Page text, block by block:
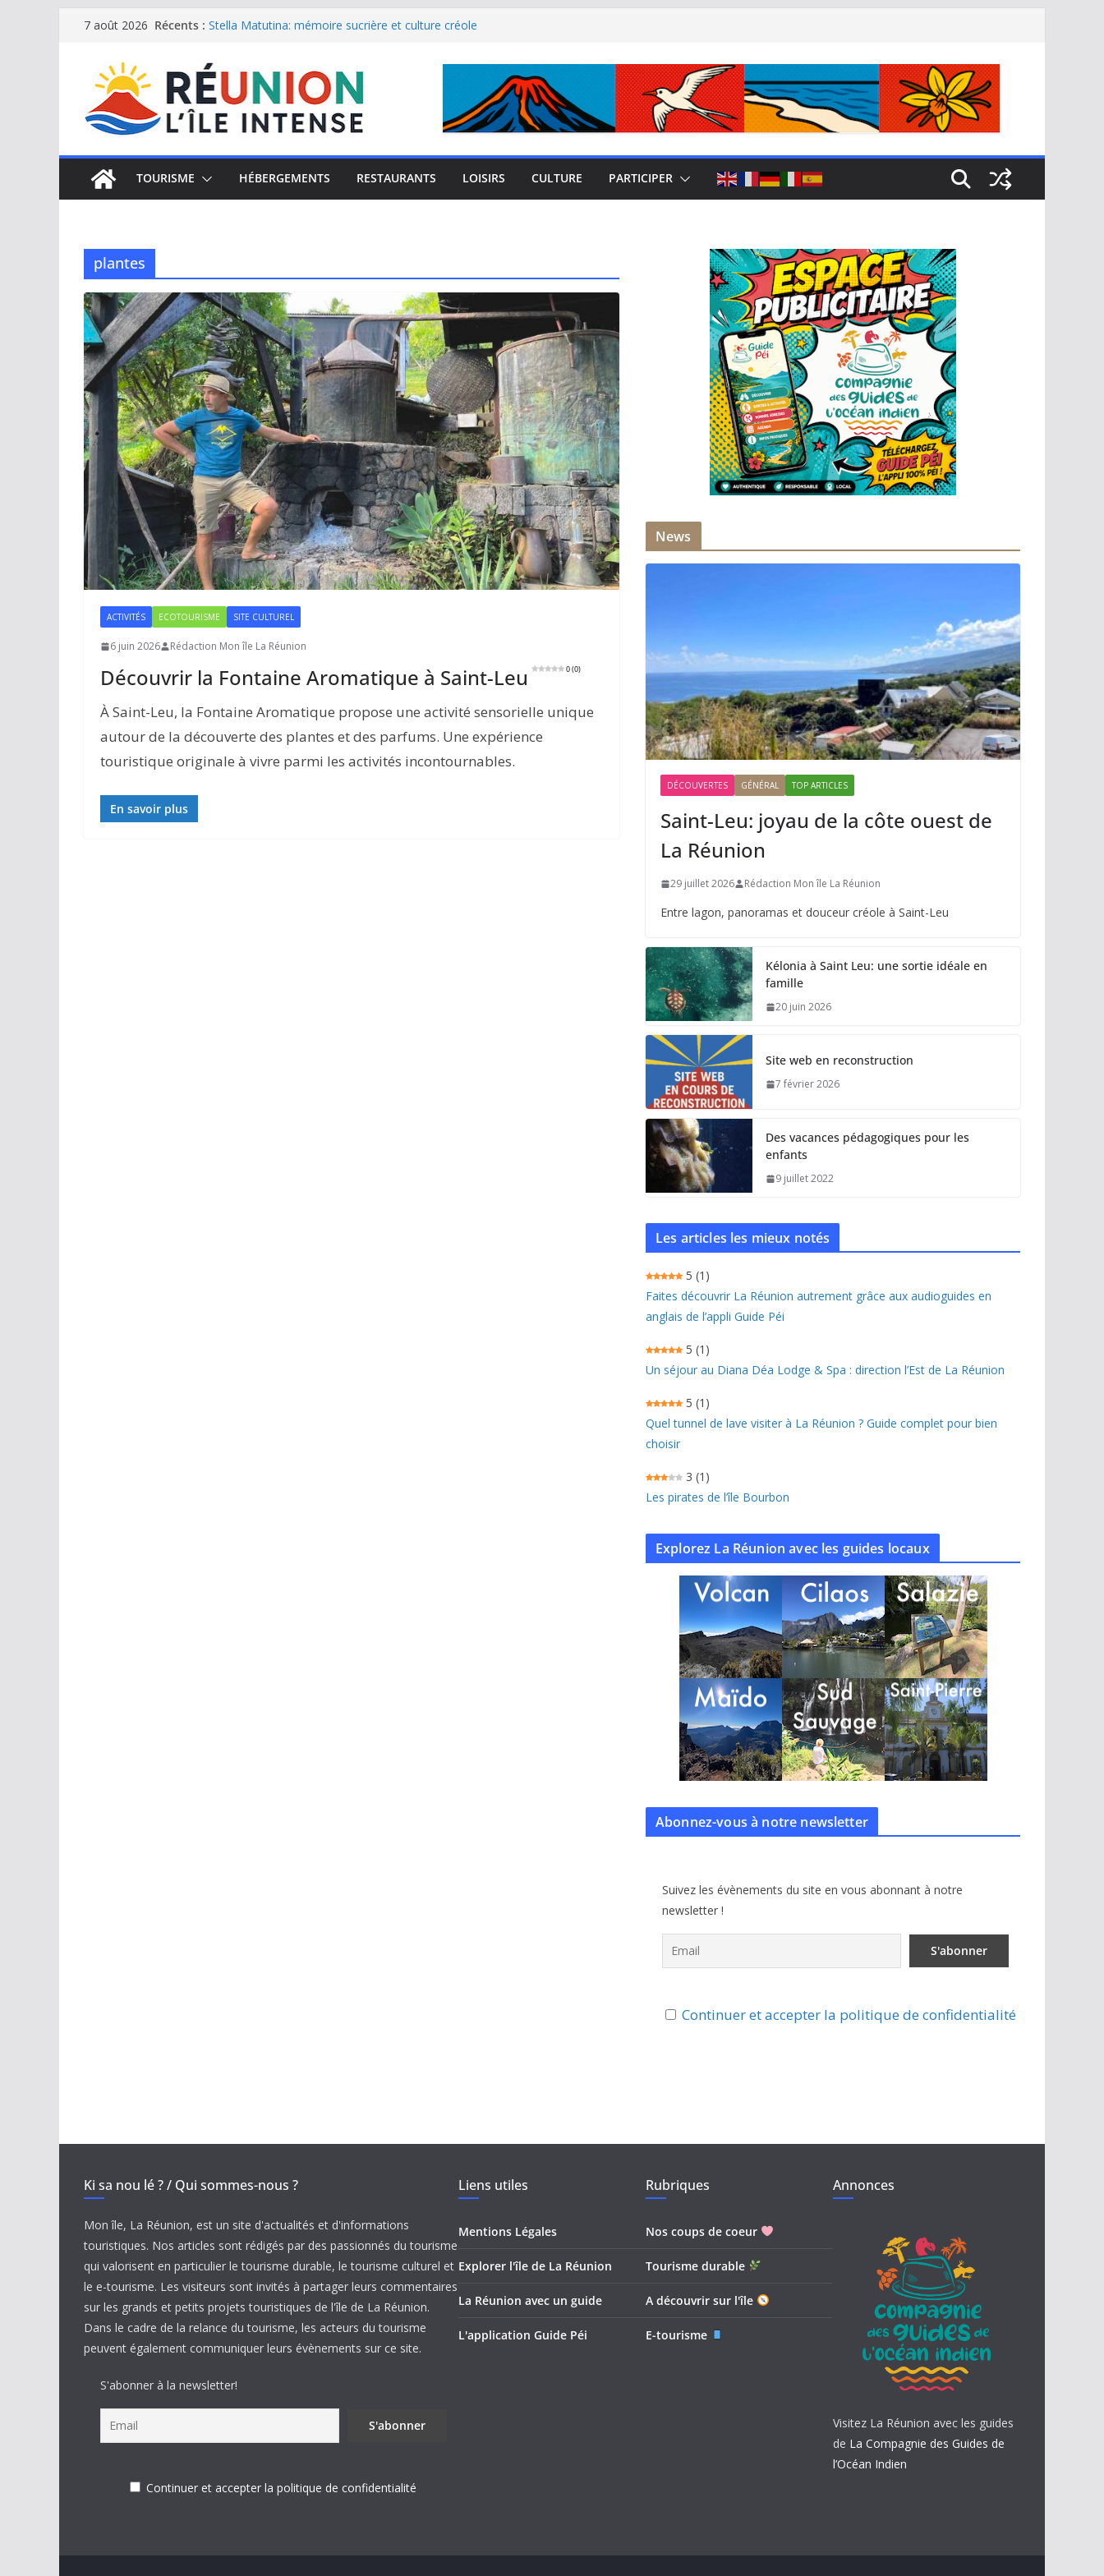
Passer
contenu
7 août 2026 Récents : Stella Matutina: mémoire sucrière et culture créole
Le samoussa de La Réunion, emblème de l’île intense
Le Musée du sel de Saint Leu: site culturel à découvrir
TOURISME HÉBERGEMENTS RESTAURANTS LOISIRS CULTURE PARTICIPER
plantes
ACTIVITÉS ECOTOURISME SITE CULTUREL
6 juin 2026 Rédaction Mon île La Réunion
Découvrir la Fontaine Aromatique à Saint-Leu 0 (0)
À Saint-Leu, la Fontaine Aromatique propose une activité sensorielle unique
autour de la découverte des plantes et des parfums. Une expérience
touristique originale à vivre parmi les activités incontournables.
En savoir plus
News
DÉCOUVERTES GÉNÉRAL TOP ARTICLES
Saint-Leu: joyau de la côte ouest de
La Réunion
29 juillet 2026 Rédaction Mon île La Réunion
Entre lagon, panoramas et douceur créole à Saint-Leu
Kélonia à Saint Leu: une sortie idéale en
famille
20 juin 2026
Site web en reconstruction
7 février 2026
Des vacances pédagogiques pour les
enfants
9 juillet 2022
Les articles les mieux notés
5 (1)
Faites découvrir La Réunion autrement grâce aux audioguides en
anglais de l’appli Guide Péi
5 (1)
Un séjour au Diana Déa Lodge & Spa : direction l’Est de La Réunion
5 (1)
Quel tunnel de lave visiter à La Réunion ? Guide complet pour bien
choisir
3 (1)
Les pirates de l’île Bourbon
Explorez La Réunion avec les guides locaux
Abonnez-vous à notre newsletter
Suivez les évènements du site en vous abonnant à notre
newsletter !
Continuer et accepter la politique de confidentialité
Ki sa nou lé ? / Qui sommes-nous ?
Mon île, La Réunion, est un site d'actualités et d'informations
touristiques. Nos articles sont rédigés par des passionnés du tourisme
qui valorisent en particulier le tourisme durable, le tourisme culturel et
le e-tourisme. Les visiteurs sont invités à partager leurs commentaires
sur les grands et petits projets touristiques de l'île de La Réunion.
Dans le cadre de la relance du tourisme, les acteurs du tourisme
peuvent également communiquer leurs évènements sur ce site.
S'abonner à la newsletter!
Continuer et accepter la politique de confidentialité
Liens utiles
Mentions Légales
Explorer l'île de La Réunion
La Réunion avec un guide
L'application Guide Péi
Rubriques
Nos coups de coeur
Tourisme durable
A découvrir sur l'île
E-tourisme
Annonces
Visitez La Réunion avec les guides
de La Compagnie des Guides de
l’Océan Indien